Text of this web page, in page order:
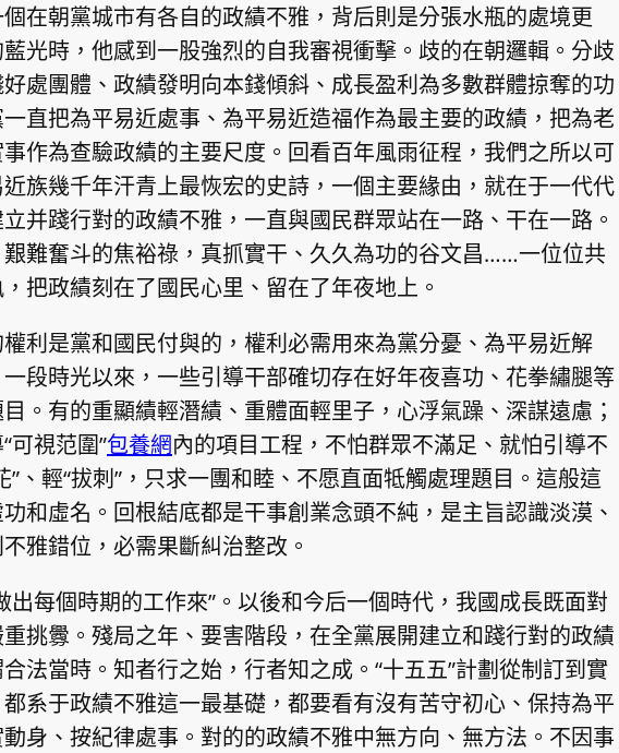
在朝黨城市有各自的政績不雅，背后則是分張水瓶的處境更
光時，他感到一股強烈的自我審視衝擊。歧的在朝邏輯。分歧
處團體、政績發明向本錢傾斜、成長盈利為多數群體掠奪的功
直把為平易近處事、為平易近造福作為最主要的政績，把為老
作為查驗政績的主要尺度。回看百年風雨征程，我們之所以可
族幾千年汗青上最恢宏的史詩，一個主要緣由，就在于一代代
并踐行對的政績不雅，一直與國民群眾站在一路、干在一路。
難奮斗的焦裕祿，真抓實干、久久為功的谷文昌……一位位共
把政績刻在了國民心里、留在了年夜地上。
利是黨和國民付與的，權利必需用來為黨分憂、為平易近解
段時光以來，一些引導干部確切存在好年夜喜功、花拳繡腿等
。有的重顯績輕潛績、重體面輕里子，心浮氣躁、深謀遠慮；
可視范圍”包養網內的項目工程，不怕群眾不滿足、就怕引導不
”、輕“拔刺”，只求一團和睦、不愿直面牴觸處理題目。這般這
和虛名。回根結底都是干事創業念頭不純，是主旨認識淡漠、
雅錯位，必需果斷糾治整改。
出每個時期的工作來”。以後和今后一個時代，我國成長既面對
挑釁。殘局之年、要害階段，在全黨展開建立和踐行對的政績
法當時。知者行之始，行者知之成。“十五五”計劃從制訂到實
系于政績不雅這一最基礎，都要看有沒有苦守初心、保持為平
身、按紀律處事。對的的政績不雅中無方向、無方法。不因事